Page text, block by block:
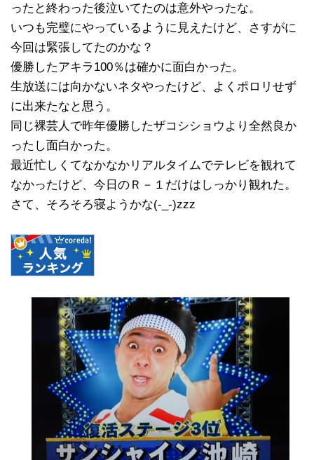
ったと終わった後泣いてたのは意外やったな。
いつも完璧にやっているように見えたけど、さすがに
今回は緊張してたのかな？
優勝したアキラ100％は確かに面白かった。
生放送には向かないネタやったけど、よくポロリせず
に出来たなと思う。
同じ裸芸人で昨年優勝したザコシショウより全然良か
ったし面白かった。
最近忙しくてなかなかリアルタイムでテレビを観れて
なかったけど、今日のＲ－１だけはしっかり観れた。
さて、そろそろ寝ようかな(-_-)zzz